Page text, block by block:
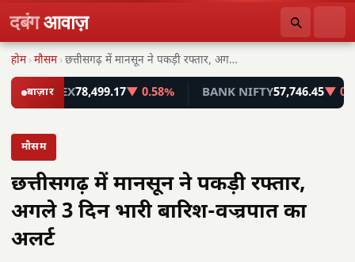
दबंगआवाज़
होम ›मौसम › छत्तीसगढ़ में मानसून ने पकड़ी रफ्तार, अगले 3…
बाज़ार
SENSEX78,499.17▼ 0.58% BANK NIFTY57,746.45▼ 0.55%
मौसम
छत्तीसगढ़ में मानसून ने पकड़ी रफ्तार,
अगले 3 दिन भारी बारिश-वज्रपात का
अलर्ट